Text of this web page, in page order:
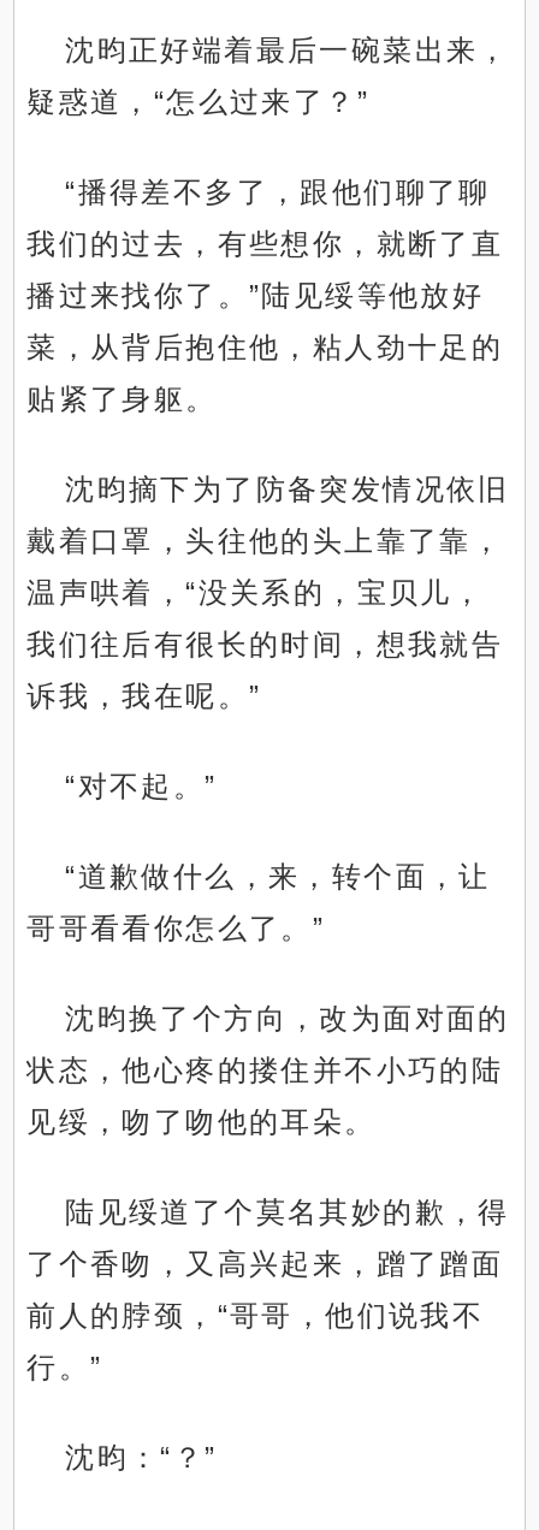
沈昀正好端着最后一碗菜出来，
疑惑道，“怎么过来了？”
“播得差不多了，跟他们聊了聊
我们的过去，有些想你，就断了直
播过来找你了。”陆见绥等他放好
菜，从背后抱住他，粘人劲十足的
贴紧了身躯。
沈昀摘下为了防备突发情况依旧
戴着口罩，头往他的头上靠了靠，
温声哄着，“没关系的，宝贝儿，
我们往后有很长的时间，想我就告
诉我，我在呢。”
“对不起。”
“道歉做什么，来，转个面，让
哥哥看看你怎么了。”
沈昀换了个方向，改为面对面的
状态，他心疼的搂住并不小巧的陆
见绥，吻了吻他的耳朵。
陆见绥道了个莫名其妙的歉，得
了个香吻，又高兴起来，蹭了蹭面
前人的脖颈，“哥哥，他们说我不
行。”
沈昀：“？”